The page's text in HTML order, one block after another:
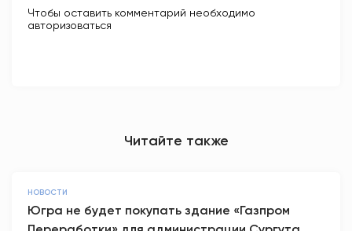
Чтобы оставить комментарий необходимо
авторизоваться
Читайте также
НОВОСТИ
Югра не будет покупать здание «Газпром